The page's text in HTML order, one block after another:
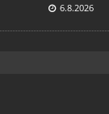
6.8.2026